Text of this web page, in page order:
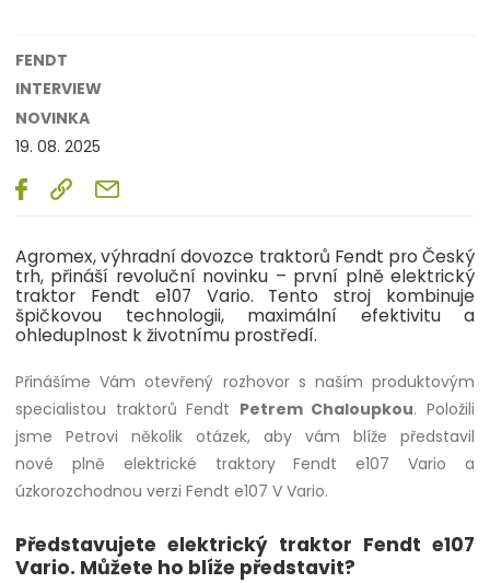
FENDT
INTERVIEW
NOVINKA
19. 08. 2025
Agromex, výhradní dovozce traktorů Fendt pro Český
trh, přináší revoluční novinku – první plně elektrický
traktor Fendt e107 Vario. Tento stroj kombinuje
špičkovou technologii, maximální efektivitu a
ohleduplnost k životnímu prostředí.
Přinášíme Vám otevřený rozhovor s naším produktovým
specialistou traktorů Fendt Petrem Chaloupkou. Položili
jsme Petrovi několik otázek, aby vám blíže představil
nové plně elektrické traktory Fendt e107 Vario a
úzkorozchodnou verzi Fendt e107 V Vario.
Představujete elektrický traktor Fendt e107
Vario. Můžete ho blíže představit?